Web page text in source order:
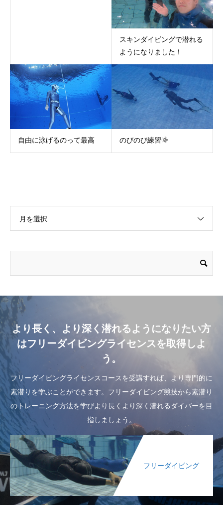
スキンダイビングで潜れる
ようになりました！
自由に泳げるのって最高 のびのび練習🌞
月を選択
より長く、より深く潜れるようになりたい方
はフリーダイビングライセンスを取得しよ
う。
フリーダイビングライセンスコースを受講すれば、より専門的に
素潜りを学ぶことができます。フリーダイビング競技から素潜り
のトレーニング方法を学びより長くより深く潜れるダイバーを目
指しましょう。
フリーダイビング